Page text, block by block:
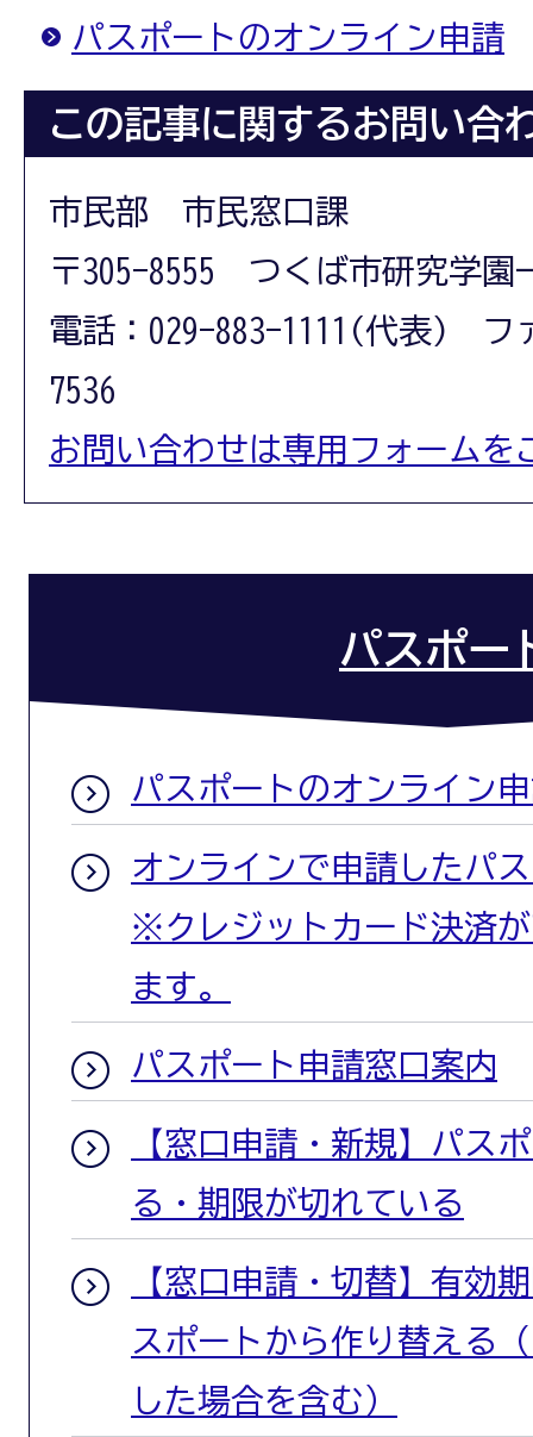
パスポートのオンライン申請
この記事に関するお問い合
市民部 市民窓口課
〒305-8555 つくば市研究学園
電話：029-883-1111(代表) フ
7536
お問い合わせは専用フォームを
パスポー
パスポートのオンライン
オンラインで申請したパ
※クレジットカード決済
ます。
パスポート申請窓口案内
【窓口申請・新規】パス
る・期限が切れている
【窓口申請・切替】有効
スポートから作り替える
した場合を含む）